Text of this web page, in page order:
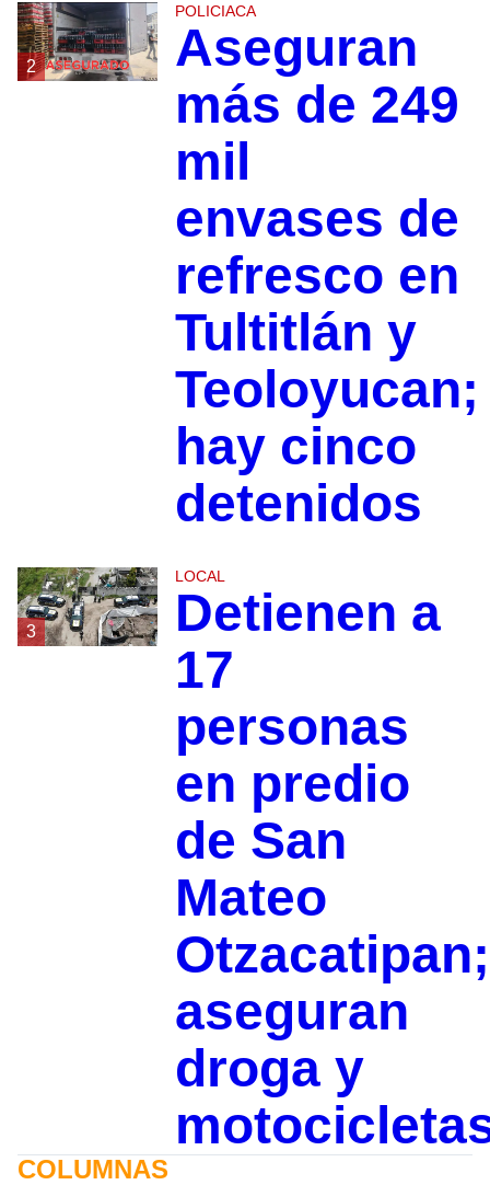
2
POLICIACA
Aseguran
más de 249
mil
envases de
refresco en
Tultitlán y
Teoloyucan;
hay cinco
detenidos
3
LOCAL
Detienen a
17
personas
en predio
de San
Mateo
Otzacatipan;
aseguran
droga y
COLUMNAS